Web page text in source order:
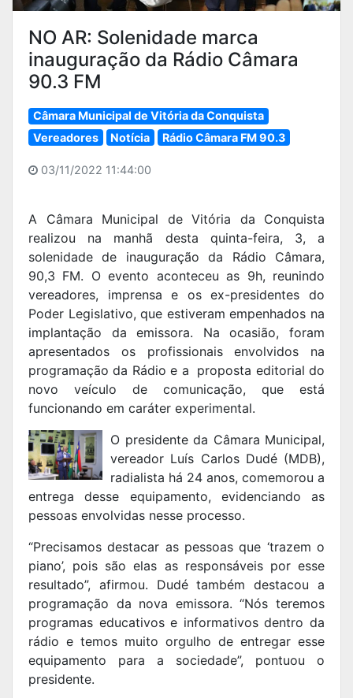
NO AR: Solenidade marca
inauguração da Rádio Câmara
90.3 FM
Câmara Municipal de Vitória da Conquista
Vereadores
Notícia Rádio Câmara FM 90.3
03/11/2022 11:44:00
A Câmara Municipal de Vitória da Conquista
realizou na manhã desta quinta-feira, 3, a
solenidade de inauguração da Rádio Câmara,
90,3 FM. O evento aconteceu as 9h, reunindo
vereadores, imprensa e os ex-presidentes do
Poder Legislativo, que estiveram empenhados na
implantação da emissora. Na ocasião, foram
apresentados os profissionais envolvidos na
programação da Rádio e a proposta editorial do
novo veículo de comunicação, que está
funcionando em caráter experimental.
O presidente da Câmara Municipal,
vereador Luís Carlos Dudé (MDB),
radialista há 24 anos, comemorou a
entrega desse equipamento, evidenciando as
pessoas envolvidas nesse processo.
“Precisamos destacar as pessoas que ‘trazem o
piano’, pois são elas as responsáveis por esse
resultado”, afirmou. Dudé também destacou a
programação da nova emissora. “Nós teremos
programas educativos e informativos dentro da
rádio e temos muito orgulho de entregar esse
equipamento para a sociedade”, pontuou o
presidente.